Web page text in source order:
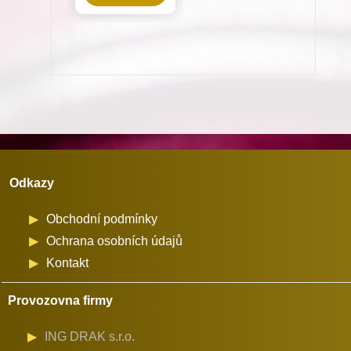
cívky
množství
Odkazy
Obchodní podmínky
Ochrana osobních údajů
Kontakt
Provozovna firmy
ING DRAK s.r.o.